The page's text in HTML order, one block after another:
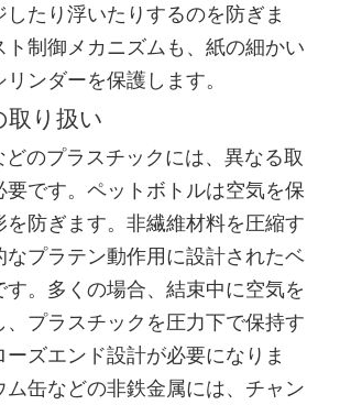
たり浮いたりするのを防ぎま
ト制御メカニズムも、紙の細かい
ンダーを保護します。
取り扱い
どのプラスチックには、異なる取
要です。ペットボトルは空気を保
を防ぎます。非繊維材料を圧縮す
なプラテン動作用に設計されたベ
す。多くの場合、結束中に空気を
、プラスチックを圧力下で保持す
ーズエンド設計が必要になりま
ム缶などの非鉄金属には、チャン